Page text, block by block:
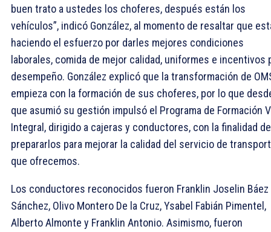
buen trato a ustedes los choferes, después están los
vehículos”, indicó González, al momento de resaltar que
haciendo el esfuerzo por darles mejores condiciones
laborales, comida de mejor calidad, uniformes e incentivos
desempeño. González explicó que la transformación de
empieza con la formación de sus choferes, por lo que
que asumió su gestión impulsó el Programa de Formación
Integral, dirigido a cajeras y conductores, con la finalidad de
prepararlos para mejorar la calidad del servicio de
que ofrecemos.
Los conductores reconocidos fueron Franklin Joselin Báez
Sánchez, Olivo Montero De la Cruz, Ysabel Fabián Pimentel,
Alberto Almonte y Franklin Antonio. Asimismo, fueron